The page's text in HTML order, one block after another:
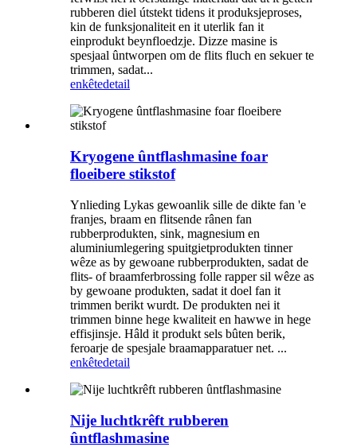
rubberen diel útstekt tidens it produksjeproses,
kin de funksjonaliteit en it uterlik fan it
einprodukt beynfloedzje. Dizze masine is
spesjaal ûntworpen om de flits fluch en sekuer te
trimmen, sadat...
enkêtedetail
Kryogene ûntflashmasine foar
floeibere stikstof
Ynlieding Lykas gewoanlik sille de dikte fan 'e
franjes, braam en flitsende rânen fan
rubberprodukten, sink, magnesium en
aluminiumlegering spuitgietprodukten tinner
wêze as by gewoane rubberprodukten, sadat de
flits- of braamferbrossing folle rapper sil wêze as
by gewoane produkten, sadat it doel fan it
trimmen berikt wurdt. De produkten nei it
trimmen binne hege kwaliteit en hawwe in hege
effisjinsje. Hâld it produkt sels bûten berik,
feroarje de spesjale braamapparatuer net. ...
enkêtedetail
Nije luchtkrêft rubberen
ûntflashmasine